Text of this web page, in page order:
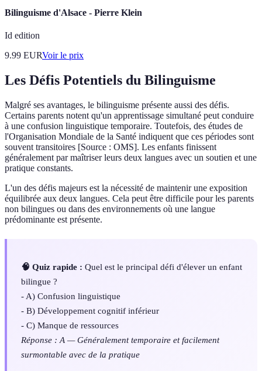
Bilinguisme d'Alsace - Pierre Klein
Id edition
9.99 EURVoir le prix
Les Défis Potentiels du Bilinguisme
Malgré ses avantages, le bilinguisme présente aussi des défis.
Certains parents notent qu'un apprentissage simultané peut conduire
à une confusion linguistique temporaire. Toutefois, des études de
l'Organisation Mondiale de la Santé indiquent que ces périodes sont
souvent transitoires [Source : OMS]. Les enfants finissent
généralement par maîtriser leurs deux langues avec un soutien et une
pratique constants.
L'un des défis majeurs est la nécessité de maintenir une exposition
équilibrée aux deux langues. Cela peut être difficile pour les parents
non bilingues ou dans des environnements où une langue
prédominante est présente.
🧠 Quiz rapide : Quel est le principal défi d'élever un enfant
bilingue ?
- A) Confusion linguistique
- B) Développement cognitif inférieur
- C) Manque de ressources
Réponse : A — Généralement temporaire et facilement
surmontable avec de la pratique